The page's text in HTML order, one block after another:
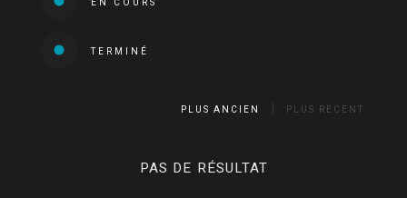
TERMINÉ
PLUS ANCIEN PLUS RÉCENT
PAS DE RÉSULTAT